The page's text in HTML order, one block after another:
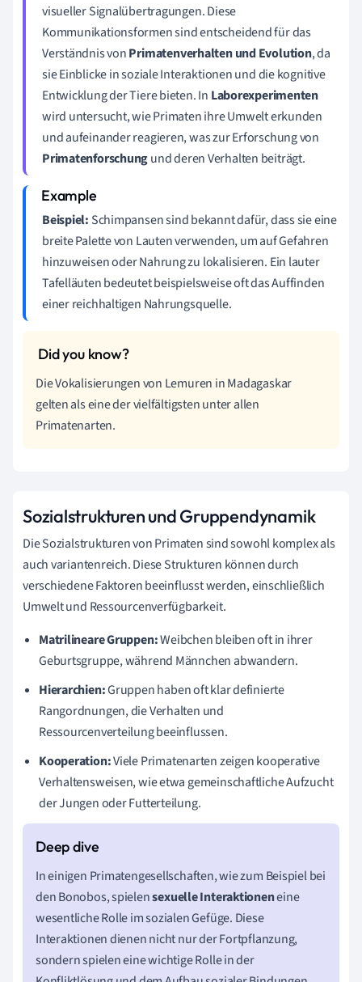
visueller Signalübertragungen. Diese
Kommunikationsformen sind entscheidend für das
Verständnis vonPrimatenverhalten und Evolution, da
sie Einblicke in soziale Interaktionen und die kognitive
Entwicklung der Tiere bieten. In Laborexperimenten
wird untersucht, wie Primaten ihre Umwelt erkunden
und aufeinander reagieren, was zur Erforschung von
Primatenforschungund deren Verhalten beiträgt.
Beispiel: Schimpansen sind bekannt dafür, dass sie eine
breite Palette von Lauten verwenden, um auf Gefahren
hinzuweisen oder Nahrung zu lokalisieren. Ein lauter
Tafelläuten bedeutet beispielsweise oft das Auffinden
einer reichhaltigen Nahrungsquelle.
Die Vokalisierungen von Lemuren in Madagaskar
gelten als eine der vielfältigsten unter allen
Primatenarten.
Sozialstrukturen und Gruppendynamik
Die Sozialstrukturen von Primaten sind sowohl komplex als
auch variantenreich. Diese Strukturen können durch
verschiedene Faktoren beeinflusst werden, einschließlich
Umwelt und Ressourcenverfügbarkeit.
Matrilineare Gruppen:Weibchen bleiben oft in ihrer
Geburtsgruppe, während Männchen abwandern.
Hierarchien:Gruppen haben oft klar definierte
Rangordnungen, die Verhalten und
Ressourcenverteilung beeinflussen.
Kooperation:Viele Primatenarten zeigen kooperative
Verhaltensweisen, wie etwa gemeinschaftliche Aufzucht
der Jungen oder Futterteilung.
In einigen Primatengesellschaften, wie zum Beispiel bei
den Bonobos, spielensexuelle Interaktioneneine
wesentliche Rolle im sozialen Gefüge. Diese
Interaktionen dienen nicht nur der Fortpflanzung,
sondern spielen eine wichtige Rolle in der